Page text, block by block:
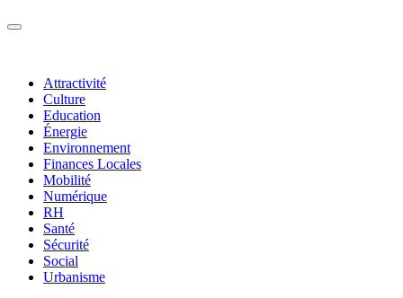
Attractivité
Culture
Education
Énergie
Environnement
Finances Locales
Mobilité
Numérique
RH
Santé
Sécurité
Social
Urbanisme